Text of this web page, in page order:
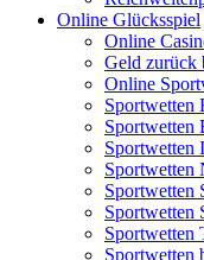
Online Glücksspiel
Online
Geld zurück
Online
Sportwetten
Sportwetten
Sportwetten
Sportwetten
Sportwetten
Sportwetten
Sportwetten
Sportwetten